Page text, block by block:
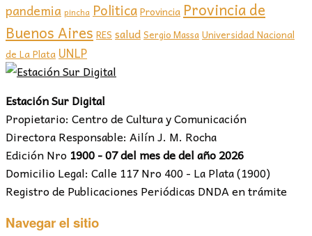
pandemia pincha PoliticaProvincia Provincia de
Buenos Aires RES saludSergio MassaUniversidad Nacional
de La Plata UNLP
Estación Sur Digital
Propietario: Centro de Cultura y Comunicación
Directora Responsable: Ailín J. M. Rocha
Edición Nro 1900 - 07 del mes de del año 2026
Domicilio Legal: Calle 117 Nro 400 - La Plata (1900)
Registro de Publicaciones Periódicas DNDA en trámite
Navegar el sitio